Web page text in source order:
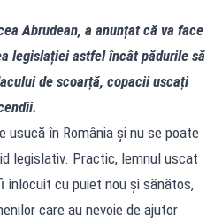
Abrudean, a anunțat că va face
legislației astfel încât pădurile să
de scoarță, copacii uscați
usucă în România și nu se poate
legislativ. Practic, lemnul uscat
cu puiet nou și sănătos,
care au nevoie de ajutor